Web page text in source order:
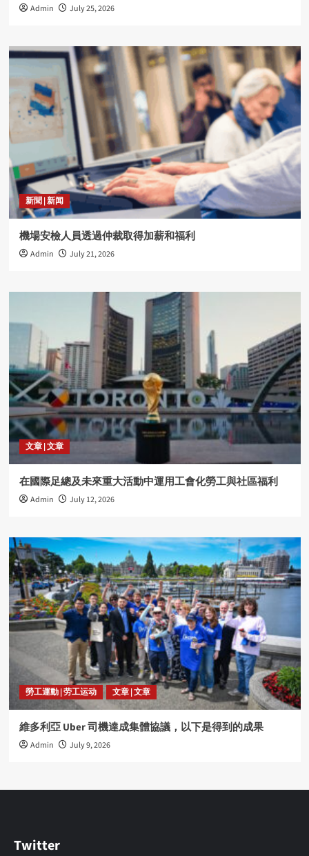
Admin July 25, 2026
新聞 | 新闻
機場安檢人員透過仲裁取得加薪和福利
Admin July 21, 2026
文章 | 文章
在國際足總及未來重大活動中運用工會化勞工與社區福利
Admin July 12, 2026
勞工運動 | 劳工运动 文章 | 文章
維多利亞 Uber 司機達成集體協議，以下是得到的成果
Admin July 9, 2026
Twitter